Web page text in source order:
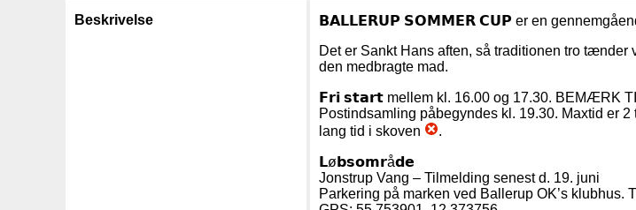
Beskrivelse
𝗕𝗔𝗟𝗟𝗘𝗥𝗨𝗣 𝗦𝗢𝗠𝗠𝗘𝗥 𝗖𝗨𝗣 er en
Det er Sankt Hans aften, så traditionen tro tænder
den medbragte mad.
𝗙𝗿𝗶 𝘀𝘁𝗮𝗿𝘁 mellem kl. 16.00 og 17.30. BEMÆRK
Postindsamling påbegyndes kl. 19.30. Maxtid er
lang tid i skoven
.
𝗟ø𝗯𝘀𝗼𝗺𝗿å𝗱𝗲
Jonstrup Vang – Tilmelding senest d. 19. juni
Parkering på marken ved Ballerup OK’s klubhus.